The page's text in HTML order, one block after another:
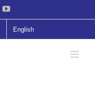
YouTube
English